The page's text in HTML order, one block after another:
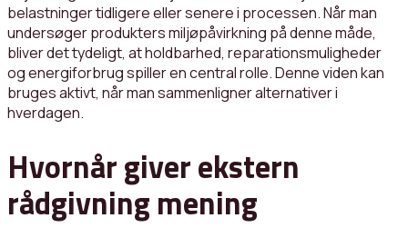
belastninger tidligere eller senere i processen. Når man
undersøger produkters miljøpåvirkning på denne måde,
bliver det tydeligt, at holdbarhed, reparationsmuligheder
og energiforbrug spiller en central rolle. Denne viden kan
bruges aktivt, når man sammenligner alternativer i
hverdagen.
Hvornår giver ekstern
rådgivning mening